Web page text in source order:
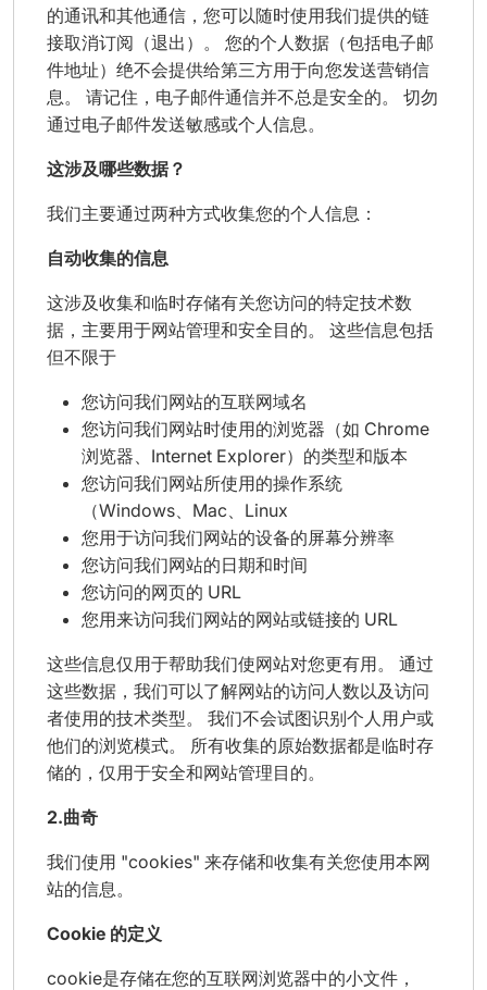
的通讯和其他通信，您可以随时使用我们提供的链
接取消订阅（退出）。 您的个人数据（包括电子邮
件地址）绝不会提供给第三方用于向您发送营销信
息。 请记住，电子邮件通信并不总是安全的。 切勿
通过电子邮件发送敏感或个人信息。
这涉及哪些数据？
我们主要通过两种方式收集您的个人信息：
自动收集的信息
这涉及收集和临时存储有关您访问的特定技术数
据，主要用于网站管理和安全目的。 这些信息包括
但不限于
您访问我们网站的互联网域名
您访问我们网站时使用的浏览器（如 Chrome
浏览器、Internet Explorer）的类型和版本
您访问我们网站所使用的操作系统
（Windows、Mac、Linux
您用于访问我们网站的设备的屏幕分辨率
您访问我们网站的日期和时间
您访问的网页的 URL
您用来访问我们网站的网站或链接的 URL
这些信息仅用于帮助我们使网站对您更有用。 通过
这些数据，我们可以了解网站的访问人数以及访问
者使用的技术类型。 我们不会试图识别个人用户或
他们的浏览模式。 所有收集的原始数据都是临时存
储的，仅用于安全和网站管理目的。
2.曲奇
我们使用 "cookies" 来存储和收集有关您使用本网
站的信息。
Cookie 的定义
cookie是存储在您的互联网浏览器中的小文件，